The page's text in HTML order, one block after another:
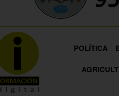
POLÍTICA